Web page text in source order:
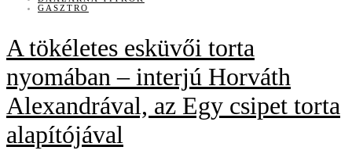
GASZTRO
A tökéletes esküvői torta
nyomában – interjú Horváth
Alexandrával, az Egy csipet torta
alapítójával